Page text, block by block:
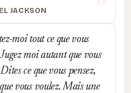
JACKSON
moi tout ce que vous
moi autant que vous
ce que vous pensez,
vous voulez. Mais une